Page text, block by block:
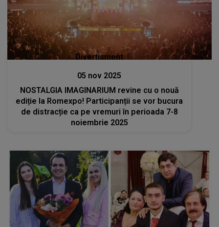
Divertisment
05 nov 2025
NOSTALGIA IMAGINARIUM revine cu o nouă
ediție la Romexpo! Participanții se vor bucura
de distracție ca pe vremuri în perioada 7-8
noiembrie 2025